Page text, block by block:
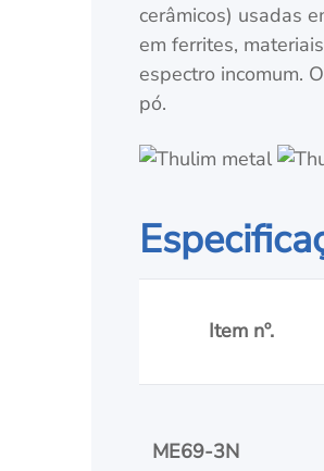
cerâmicos) usadas
em ferrites,
espectro incomum.
pó.
Item nº.
ME69-3N